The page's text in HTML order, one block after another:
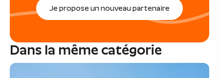
Je propose un nouveau partenaire
Dans la même catégorie